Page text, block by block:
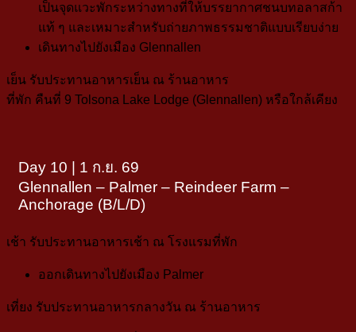
เป็นจุดแวะพักระหว่างทางที่ให้บรรยากาศชนบทอลาสก้า
แท้ ๆ และเหมาะสำหรับถ่ายภาพธรรมชาติแบบเรียบง่าย
เดินทางไปยังเมือง Glennallen
เย็น รับประทานอาหารเย็น ณ ร้านอาหาร
ที่พัก คืนที่ 9 Tolsona Lake Lodge (Glennallen) หรือใกล้เคียง
Day 10 | 1 ก.ย. 69
Glennallen – Palmer – Reindeer Farm –
Anchorage (B/L/D)
เช้า รับประทานอาหารเช้า ณ โรงแรมที่พัก
ออกเดินทางไปยังเมือง Palmer
เที่ยง รับประทานอาหารกลางวัน ณ ร้านอาหาร